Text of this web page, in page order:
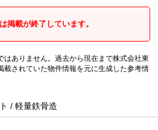
掲載が終了しています。
ありません。過去から現在まで株式会社東
載されていた物件情報を元に生成した参考情
/ 軽量鉄骨造